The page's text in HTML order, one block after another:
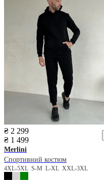
₴ 2 299
₴ 1 499
Merlini
Спортивний костюм
4XL-5XL S-M L-XL XXL-3XL